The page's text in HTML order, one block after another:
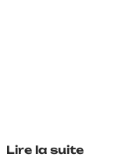
Lire la suite